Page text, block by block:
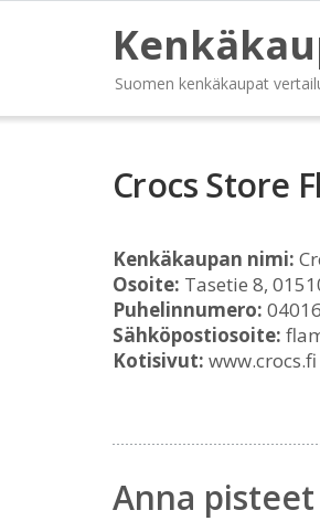
Suomen kenkäkaupat
Crocs Store
Kenkäkaupan nimi:
Osoite: Tasetie 8,
Puhelinnumero:
Sähköpostiosoite:
Kotisivut: www.crocs.fi
Anna pisteet